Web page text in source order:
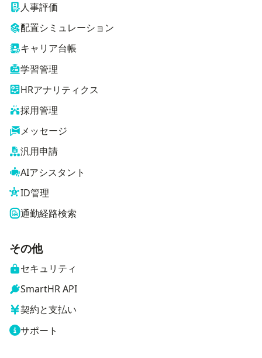
人事評価
配置シミュレーション
キャリア台帳
学習管理
HRアナリティクス
採用管理
メッセージ
汎用申請
AIアシスタント
ID管理
通勤経路検索
その他
セキュリティ
SmartHR API
契約と支払い
サポート